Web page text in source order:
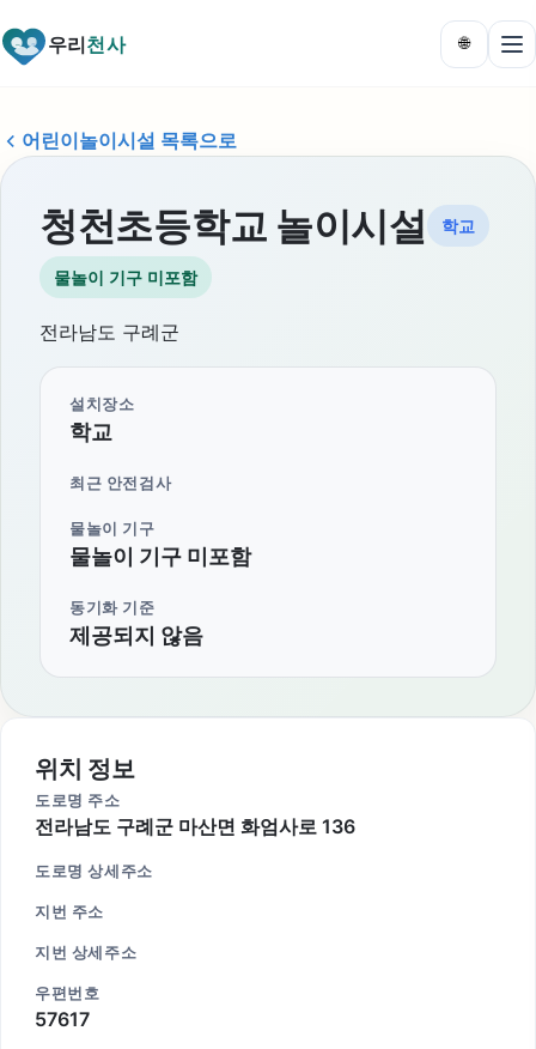
우리천사 🌐
어린이놀이시설 목록으로
청천초등학교 놀이시설 학교
물놀이 기구 미포함
전라남도 구례군
설치장소
학교
최근 안전검사
물놀이 기구
물놀이 기구 미포함
동기화 기준
제공되지 않음
위치 정보
도로명 주소
전라남도 구례군 마산면 화엄사로 136
도로명 상세주소
지번 주소
지번 상세주소
우편번호
57617